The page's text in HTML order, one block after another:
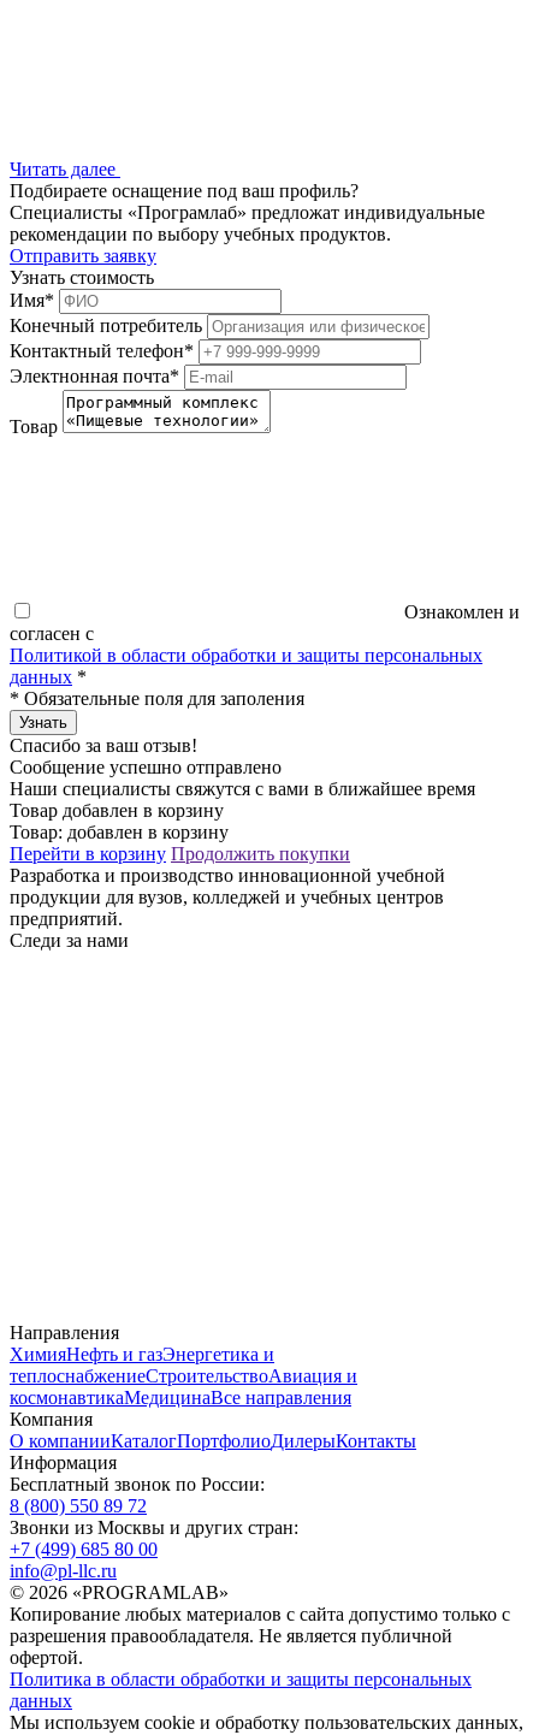
Читать далее
Подбираете оснащение под ваш профиль?
Специалисты «Програмлаб» предложат индивидуальные
рекомендации по выбору учебных продуктов.
Отправить заявку
Узнать стоимость
Имя*
Конечный потребитель
Контактный телефон*
Электнонная почта*
Товар
Ознакомлен и
согласен с
Политикой в области обработки и защиты персональных
данных *
* Обязательные поля для заполения
Узнать
Спасибо за ваш отзыв!
Сообщение успешно отправлено
Наши специалисты свяжутся с вами в ближайшее время
Товар добавлен в корзину
Товар: добавлен в корзину
Перейти в корзину Продолжить покупки
Разработка и производство инновационной учебной
продукции для вузов, колледжей и учебных центров
предприятий.
Следи за нами
Направления
ХимияНефть и газЭнергетика и
теплоснабжениеСтроительствоАвиация и
космонавтикаМедицинаВсе направления
Компания
О компанииКаталогПортфолиоДилерыКонтакты
Информация
Бесплатный звонок по России:
8 (800) 550 89 72
Звонки из Москвы и других стран:
+7 (499) 685 80 00
info@pl-llc.ru
© 2026 «PROGRAMLAB»
Копирование любых материалов с сайта допустимо только с
разрешения правообладателя. Не является публичной
офертой.
Политика в области обработки и защиты персональных
данных
Мы используем cookie и обработку пользовательских данных,